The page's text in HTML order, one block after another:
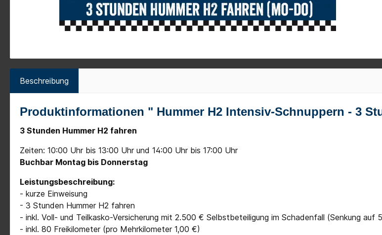
Beschreibung
Produktinformationen " Hummer H2 Intensiv-Schnuppern - 3
3 Stunden Hummer H2 fahren
Zeiten: 10:00 Uhr bis 13:00 Uhr und 14:00 Uhr bis 17:00 Uhr
Buchbar Montag bis Donnerstag
Leistungsbeschreibung:
- kurze Einweisung
- 3 Stunden Hummer H2 fahren
- inkl. Voll- und Teilkasko-Versicherung mit 2.500 € Selbstbeteiligung im Schadenfall (Senkung auf
- inkl. 80 Freikilometer (pro Mehrkilometer 1,00 €)